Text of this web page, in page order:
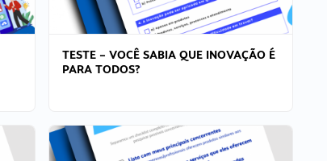
TESTE – VOCÊ SABIA QUE INOVAÇÃO É
PARA TODOS?